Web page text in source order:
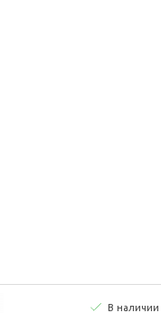
В наличии